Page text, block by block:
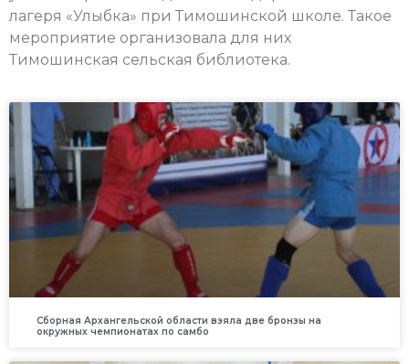
лагеря «Улыбка» при Тимошинской школе. Такое
мероприятие организовала для них
Тимошинская сельская библиотека.
Сборная Архангельской области взяла две бронзы на
окружных чемпионатах по самбо